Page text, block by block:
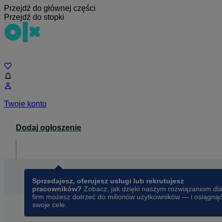
Przejdź do głównej części
Przejdź do stopki
Twoje konto
Dodaj ogłoszenie
Sprzedajesz, oferujesz usługi lub rekrutujesz
pracowników? Zobacz, jak dzięki naszym rozwiązaniom dla
firm możesz dotrzeć do milionów użytkowników — i osiągnąć
swoje cele.